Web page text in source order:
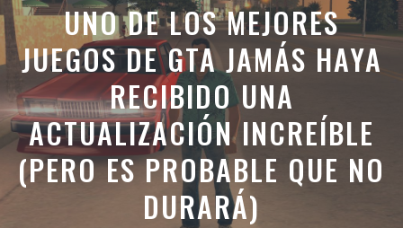
UNO DE LOS MEJORES
JUEGOS DE GTA JAMÁS HAYA
RECIBIDO UNA
ACTUALIZACIÓN INCREÍBLE
(PERO ES PROBABLE QUE NO
DURARÁ)